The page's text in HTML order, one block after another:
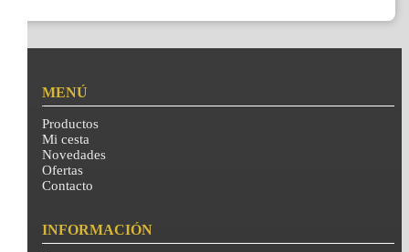
MENÚ
Productos
Mi cesta
Novedades
Ofertas
Contacto
INFORMACIÓN